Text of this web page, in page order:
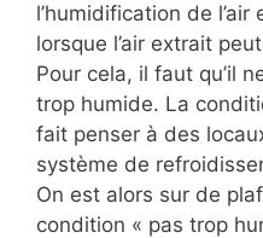
l’humidification de
lorsque l’air extrait
Pour cela, il faut qu’il
trop humide. La
fait penser à des
système de
On est alors sur de
condition « pas trop